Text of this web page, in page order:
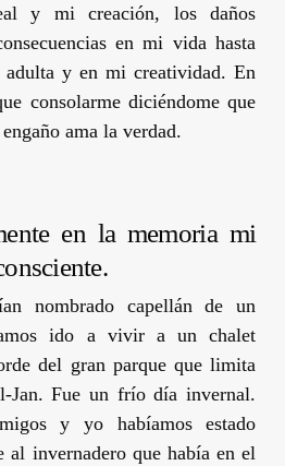
y mi creación, los daños
en mi vida hasta
adulta y en mi creatividad. En
consolarme diciéndome que
ama la verdad.
en la memoria mi
nombrado capellán de un
ido a vivir a un chalet
del gran parque que limita
Jan. Fue un frío día invernal.
y yo habíamos estado
al invernadero que había en el